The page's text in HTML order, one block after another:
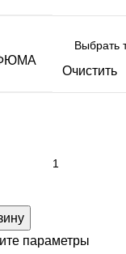
Очистить
параметры